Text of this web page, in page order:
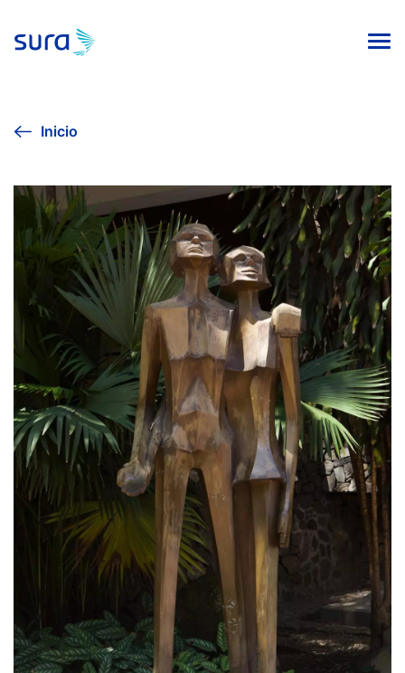
AGENDA CULTURAL
EXPOSICIÓN SURA 2024
COLECCIÓN DE ARTE
PUBLICACIONES EDITORIALES
Línea ética
Contacto
sura.com
Más de SURA
SURA en: Latinoamérica
Inicio